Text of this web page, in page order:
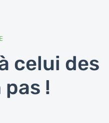
celui des
!